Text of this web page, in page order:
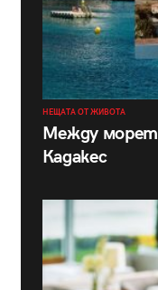
НЕЩАТА ОТ ЖИВОТА
Между
Кадакес